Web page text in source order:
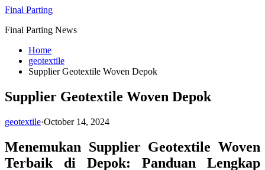
Skip
content
Final Parting
Final Parting News
Home
geotextile
Supplier Geotextile Woven Depok
Supplier Geotextile Woven Depok
geotextile·October 14, 2024
Menemukan Supplier Geotextile Woven
Terbaik di Depok: Panduan Lengkap